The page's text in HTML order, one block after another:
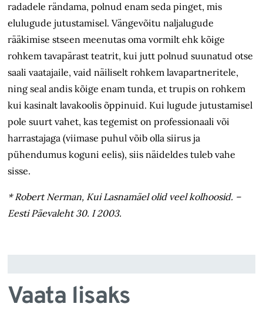
radadele rändama, polnud enam seda pinget, mis
elulugude jutustamisel. Vängevõitu naljalugude
rääkimise stseen meenutas oma vormilt ehk kõige
rohkem tavapärast teatrit, kui jutt polnud suunatud otse
saali vaatajaile, vaid näiliselt rohkem lavapartneritele,
ning seal andis kõige enamtunda, et trupis on rohkem
kui kasinalt lavakoolisõppinuid. Kui lugude jutustamisel
pole suurt vahet, kas tegemist on professionaali või
harrastajaga (viimase puhul võib olla siirus ja
pühendumus koguni eelis), siis näideldes tuleb vahe
sisse.
* Robert Nerman, Kui Lasnamäel olid veel kolhoosid. –
Eesti Päevaleht 30. I 2003.
Vaata lisaks